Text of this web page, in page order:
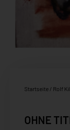
Startseite / Rolf
OHNE